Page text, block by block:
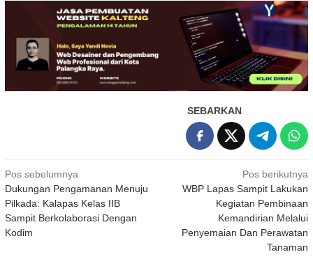
SEBARKAN
Navigasi
pos
Pos sebelumnya
Dukungan Pengamanan Menuju
Pilkada: Kalapas Kelas IIB
Sampit Berkolaborasi Dengan
Kodim
Pos berikutnya
WBP Lapas Sampit Lakukan
Kegiatan Pembinaan
Kemandirian Melalui
Penyemaian Dan Perawatan
Tanaman